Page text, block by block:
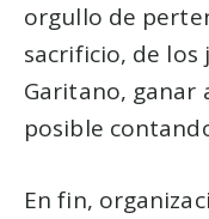
orgullo de
sacrificio, de los
Garitano, ganar
posible
En fin,